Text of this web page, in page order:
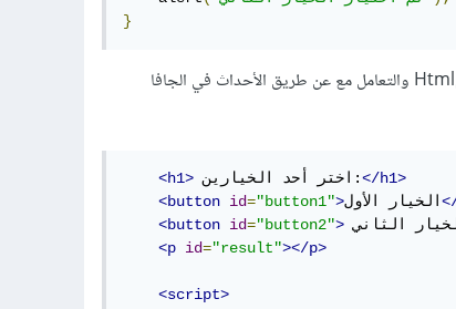
}
والطريقة الأفضل بالطبع استخدام عنصر الButton في الHtml والتعامل مع عن طريق الأحداث في الجافا
<h1> اختر أحد الخيارين:</h1>
<button id="button1">الخيار الأول
<button id="button2"> الثاني
<p id="result"></p>
<script>